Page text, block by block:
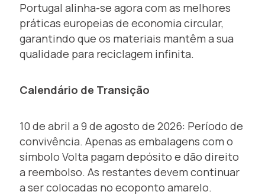
Portugal alinha-se agora com as melhores
práticas europeias de economia circular,
garantindo que os materiais mantêm a sua
qualidade para reciclagem infinita.
Calendário de Transição
10 de abril a 9 de agosto de 2026: Período de
convivência. Apenas as embalagens com o
símbolo Volta pagam depósito e dão direito
a reembolso. As restantes devem continuar
a ser colocadas no ecoponto amarelo.